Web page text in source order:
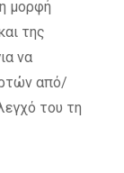
μορφή
της
να
από/
του τη